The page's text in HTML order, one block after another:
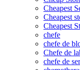
Cheapest
Cheapest
Cheapest
chefe
chefe de
Chefe de
chefe de